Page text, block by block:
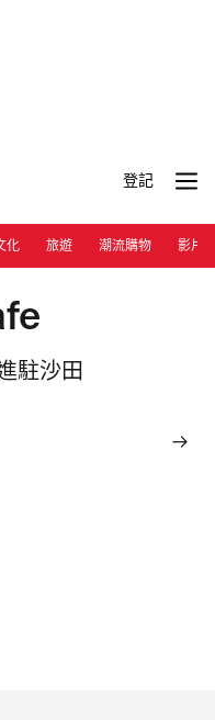
登記
化 旅遊 潮流購物 影片
駐沙田